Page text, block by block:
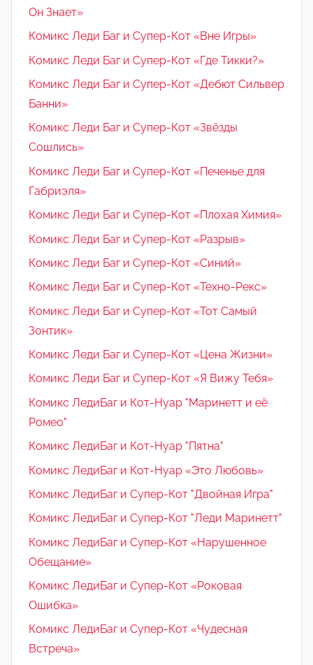
Он Знает»
Комикс Леди Баг и Супер-Кот «Вне Игры»
Комикс Леди Баг и Супер-Кот «Где Тикки?»
Комикс Леди Баг и Супер-Кот «Дебют Сильвер
Банни»
Комикс Леди Баг и Супер-Кот «Звёзды
Сошлись»
Комикс Леди Баг и Супер-Кот «Печенье для
Габриэля»
Комикс Леди Баг и Супер-Кот «Плохая Химия»
Комикс Леди Баг и Супер-Кот «Разрыв»
Комикс Леди Баг и Супер-Кот «Синий»
Комикс Леди Баг и Супер-Кот «Техно-Рекс»
Комикс Леди Баг и Супер-Кот «Тот Самый
Зонтик»
Комикс Леди Баг и Супер-Кот «Цена Жизни»
Комикс Леди Баг и Супер-Кот «Я Вижу Тебя»
Комикс ЛедиБаг и Кот-Нуар "Маринетт и её
Ромео"
Комикс ЛедиБаг и Кот-Нуар "Пятна"
Комикс ЛедиБаг и Кот-Нуар «Это Любовь»
Комикс ЛедиБаг и Супер-Кот "Двойная Игра"
Комикс ЛедиБаг и Супер-Кот "Леди Маринетт"
Комикс ЛедиБаг и Супер-Кот «Нарушенное
Обещание»
Комикс ЛедиБаг и Супер-Кот «Роковая
Ошибка»
Комикс ЛедиБаг и Супер-Кот «Чудесная
Встреча»